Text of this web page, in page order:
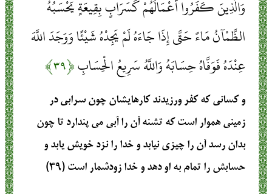
وَالَّذِينَ كَفَرُوا أَعْمَالُهُمْ كَسَرَابٍ بِقِيعَةٍ يَحْسَبُهُ
الظَّمْآنُ مَاءً حَتَّى إِذَا جَاءَهُ لَمْ يَجِدْهُ شَيْئًا وَوَجَدَ اللَّهَ
عِنْدَهُ فَوَفَّاهُ حِسَابَهُ وَاللَّهُ سَرِيعُ الْحِسَابِ﴿۳۹﴾
و كسانى كه كفر ورزيدند كارهايشان چون سرابى در
زمينى هموار است كه تشنه آن را آبى مى ‏پندارد تا چون
بدان رسد آن را چيزى نيابد و خدا را نزد خويش يابد و
حسابش را تمام به او دهد و خدا زودشمار است (۳۹)